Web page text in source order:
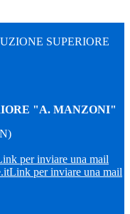
SUPERIORE
"A. MANZONI"
per inviare una mail
Link per inviare una mail